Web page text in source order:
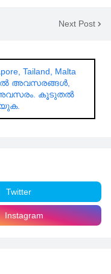
Next Post
Tailand, Malta
അവസരങ്ങൾ,
അവസരം. കൂടുതൽ
Twitter
Instagram